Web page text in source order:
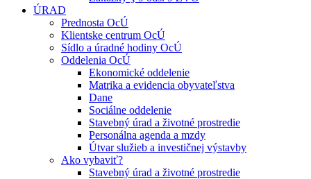
ÚRAD
Prednosta OcÚ
Klientske centrum OcÚ
Sídlo a úradné hodiny OcÚ
Oddelenia OcÚ
Ekonomické oddelenie
Matrika a evidencia obyvateľstva
Dane
Sociálne oddelenie
Stavebný úrad a životné prostredie
Personálna agenda a mzdy
Útvar služieb a investičnej výstavby
Ako vybaviť?
Stavebný úrad a životné prostredie